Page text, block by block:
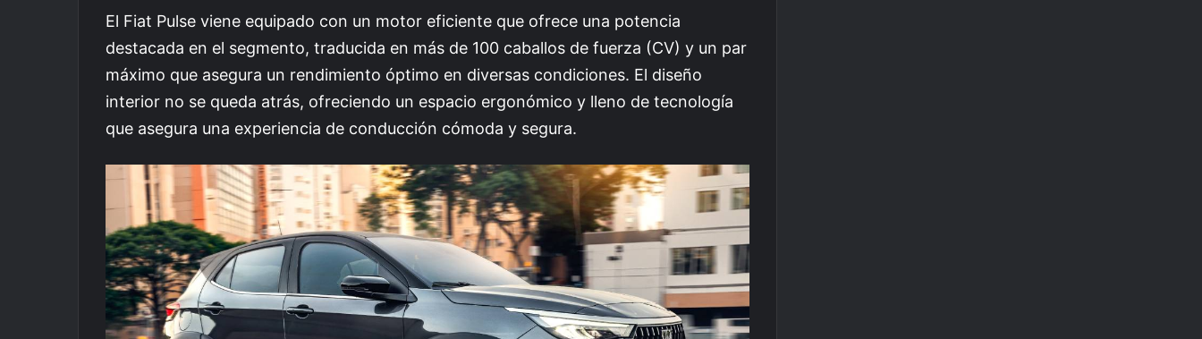
El Fiat Pulse viene equipado con un motor eficiente que ofrece una potencia
destacada en el segmento, traducida en más de 100 caballos de fuerza (CV) y un par
máximo que asegura un rendimiento óptimo en diversas condiciones. El diseño
interior no se queda atrás, ofreciendo un espacio ergonómico y lleno de tecnología
que asegura una experiencia de conducción cómoda y segura.